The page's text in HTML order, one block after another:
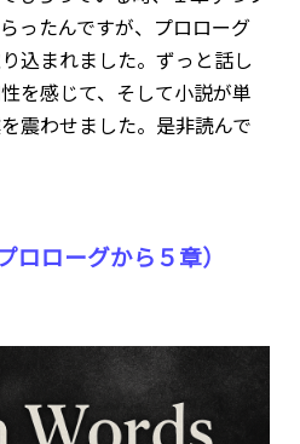
ったんですが、プロローグ
込まれました。ずっと話し
を感じて、そして小説が単
震わせました。是非読んで
ロローグから５章）